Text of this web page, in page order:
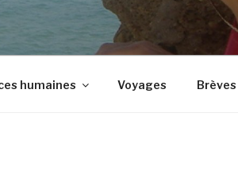
humaines Voyages Brèves